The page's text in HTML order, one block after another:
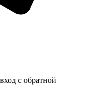
с обратной